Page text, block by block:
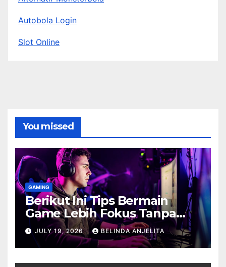
Autobola Login
Slot Online
You missed
GAMING
Berikut Ini Tips Bermain
Game Lebih Fokus Tanpa
Cepat Buyar
JULY 19, 2026 BELINDA ANJELITA